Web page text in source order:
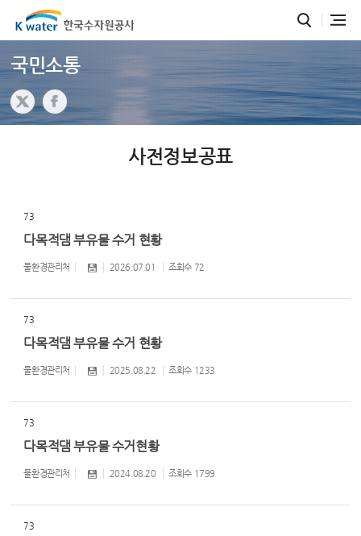
국민소통
사전정보공표
73
다목적댐 부유물 수거 현황
물환경관리처 2026.07.01 조회수 72
73
다목적댐 부유물 수거 현황
물환경관리처 2025.08.22 조회수 1233
73
다목적댐 부유물 수거현황
물환경관리처 2024.08.20 조회수 1799
73